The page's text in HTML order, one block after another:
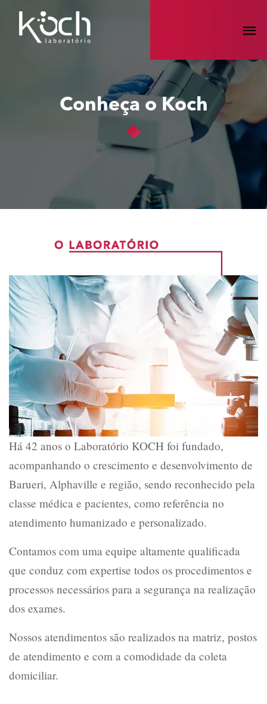
Conheça o Koch
Há 42 anos o Laboratório KOCH foi fundado,
acompanhando o crescimento e desenvolvimento de
Barueri, Alphaville e região, sendo reconhecido pela
classe médica e pacientes, como referência no
atendimento humanizado e personalizado.
Contamos com uma equipe altamente qualificada
que conduz com expertise todos os procedimentos e
processos necessários para a segurança na realização
dos exames.
Nossos atendimentos são realizados na matriz, postos
de atendimento e com a comodidade da coleta
domiciliar.